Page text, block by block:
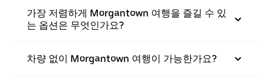
가장 저렴하게 Morgantown 여행을 즐길 수 있
는 옵션은 무엇인가요?
차량 없이 Morgantown 여행이 가능한가요?